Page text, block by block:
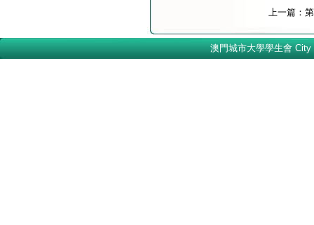
上一篇：
澳門城市大學學生會